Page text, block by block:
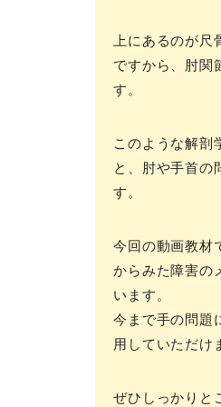
上にあるのが尺
ですから、肘関
す。
このような解剖
と、肘や手首の
す。
今回の動画教材
からみた障害の
います。
今まで手の問題
用していただけ
ぜひしっかりと